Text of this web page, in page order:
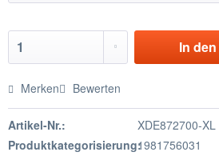
In den
Merken Bewerten
Artikel-Nr.:
XDE872700-XL
Produktkategorisierung:1981756031